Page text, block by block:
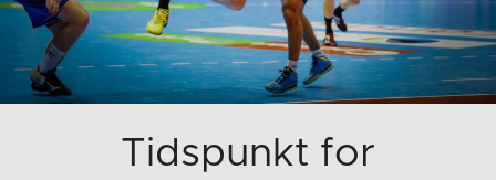
Tidspunkt for